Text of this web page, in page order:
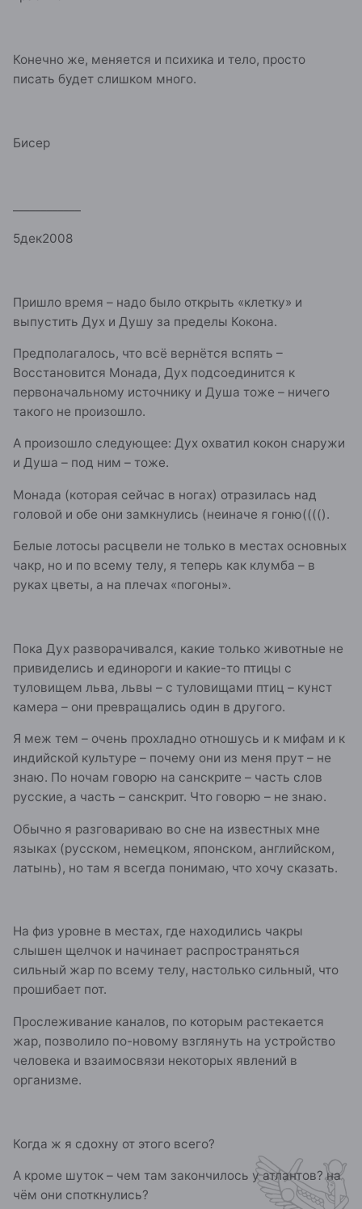
Конечно же, меняется и психика и тело, просто
писать будет слишком много.
Бисер
5дек2008
Пришло время – надо было открыть «клетку» и
выпустить Дух и Душу за пределы Кокона.
Предполагалось, что всё вернётся вспять –
Восстановится Монада, Дух подсоединится к
первоначальному источнику и Душа тоже – ничего
такого не произошло.
А произошло следующее: Дух охватил кокон снаружи
и Душа – под ним – тоже.
Монада (которая сейчас в ногах) отразилась над
головой и обе они замкнулись (неиначе я гоню(((().
Белые лотосы расцвели не только в местах основных
чакр, но и по всему телу, я теперь как клумба – в
руках цветы, а на плечах «погоны».
Пока Дух разворачивался, какие только животные не
привиделись и единороги и какие-то птицы с
туловищем льва, львы – с туловищами птиц – кунст
камера – они превращались один в другого.
Я меж тем – очень прохладно отношусь и к мифам и к
индийской культуре – почему они из меня прут – не
знаю. По ночам говорю на санскрите – часть слов
русские, а часть – санскрит. Что говорю – не знаю.
Обычно я разговариваю во сне на известных мне
языках (русском, немецком, японском, английском,
латынь), но там я всегда понимаю, что хочу сказать.
На физ уровне в местах, где находились чакры
слышен щелчок и начинает распространяться
сильный жар по всему телу, настолько сильный, что
прошибает пот.
Прослеживание каналов, по которым растекается
жар, позволило по-новому взглянуть на устройство
человека и взаимосвязи некоторых явлений в
организме.
Когда ж я сдохну от этого всего?
А кроме шуток – чем там закончилось у атлантов? на
чём они споткнулись?